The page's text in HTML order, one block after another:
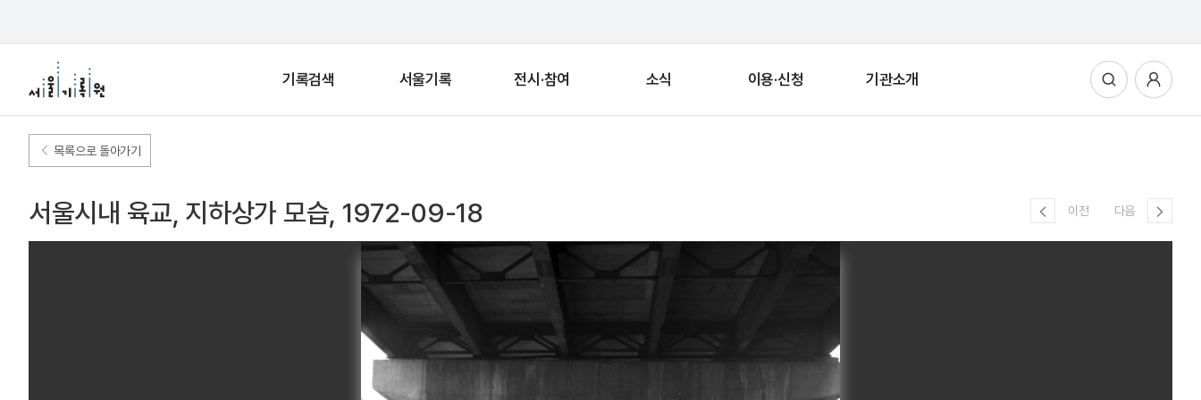
기록검색 서울기록 전시·참여 소식 이용·신청 기관소개 사용자메뉴
목록으로 돌아가기
서울시내 육교, 지하상가 모습, 1972-09-18 이전 다음